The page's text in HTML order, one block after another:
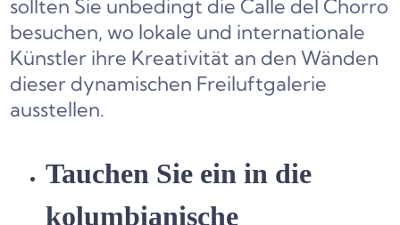
sollten Sie unbedingt die Calle del Chorro
besuchen, wo lokale und internationale
Künstler ihre Kreativität an den Wänden
dieser dynamischen Freiluftgalerie
ausstellen.
Tauchen Sie ein in die
kolumbianische